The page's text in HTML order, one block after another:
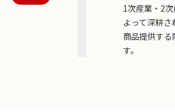
1次産業・2
よって深耕
商品提供する
す。